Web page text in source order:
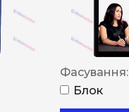
Фасування:
Блок